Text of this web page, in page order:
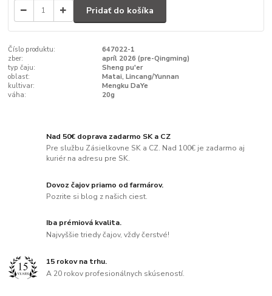
Pridať do košíka
Číslo produktu:
647022-1
zber:
apríl 2026 (pre-Qingming)
typ čaju:
Sheng pu'er
oblasť:
Matai, Lincang/Yunnan
kultivar:
Mengku DaYe
váha:
20g
Nad 50€ doprava zadarmo SK a CZ
Pre službu Zásielkovne SK a CZ. Nad 100€ je zadarmo aj
kuriér na adresu pre SK.
Dovoz čajov priamo od farmárov.
Pozrite si blog z našich ciest.
Iba prémiová kvalita.
Najvyššie triedy čajov, vždy čerstvé!
15 rokov na trhu.
A 20 rokov profesionálnych skúseností.